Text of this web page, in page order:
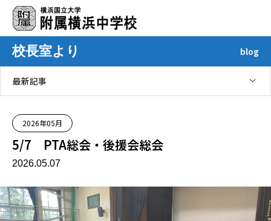
校長室より blog
最新記事
2026年05月
5/7 PTA総会・後援会総会
2026.05.07